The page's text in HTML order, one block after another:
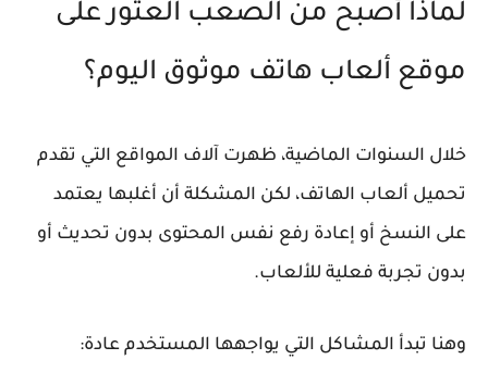
لماذا أصبح من الصعب العثور على
موقع ألعاب هاتف موثوق اليوم؟
خلال السنوات الماضية، ظهرت آلاف المواقع التي تقدم
تحميل ألعاب الهاتف، لكن المشكلة أن أغلبها يعتمد
على النسخ أو إعادة رفع نفس المحتوى بدون تحديث أو
بدون تجربة فعلية للألعاب.
وهنا تبدأ المشاكل التي يواجهها المستخدم عادة: